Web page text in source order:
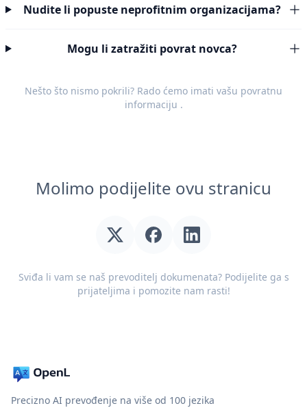
Nudite li popuste neprofitnim organizacijama?
Mogu li zatražiti povrat novca?
Nešto što nismo pokrili? Rado ćemo imati vašu povratnu
informaciju .
Molimo podijelite ovu stranicu
Sviđa li vam se naš prevoditelj dokumenata? Podijelite ga s
prijateljima i pomozite nam rasti!
Precizno AI prevođenje na više od 100 jezika